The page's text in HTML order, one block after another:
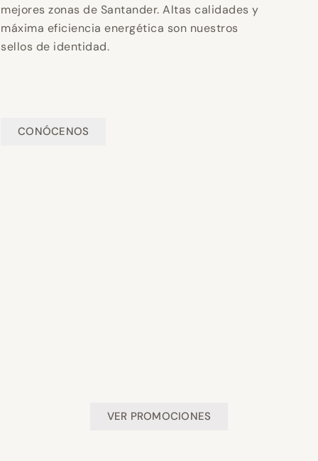
mejores zonas de Santander. Altas calidades y
máxima eficiencia energética son nuestros
sellos de identidad.
CONÓCENOS
VER PROMOCIONES